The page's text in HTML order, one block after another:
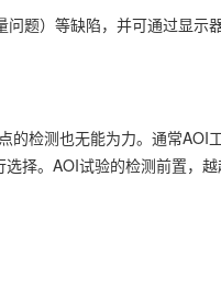
题）等缺陷，并可通过显示
检测也无能为力。通常AOI
择。AOI试验的检测前置，